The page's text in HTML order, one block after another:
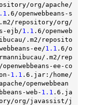
org/apache/
.6/openwebbeans-s
repository/org/
ejb/1.1 .6/openweb
.m2/reposito
ee/1.1 .6/o
.m2/rep
ee-co
1.1 .6.jar:/home/
openwebbean
web- 1.1 .6.ja
org/javassist/j